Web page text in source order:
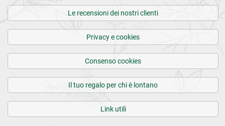
Le recensioni dei nostri clienti
Privacy e cookies
Consenso cookies
Il tuo regalo per chi è lontano
Link utili